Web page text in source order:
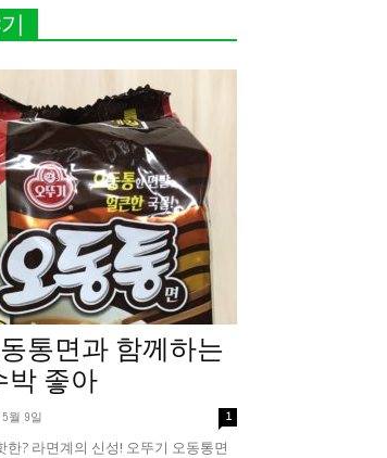
통면과 함께하는
박 좋아
월 9일 1
한? 라면계의 신성! 오뚜기 오동통면